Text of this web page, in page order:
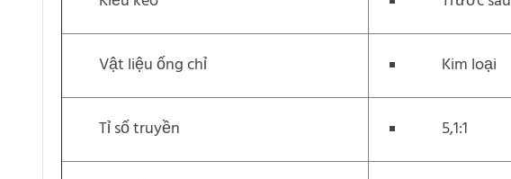
Vật liệu ống chỉ Kim loại
Tỉ số truyền 5,1:1